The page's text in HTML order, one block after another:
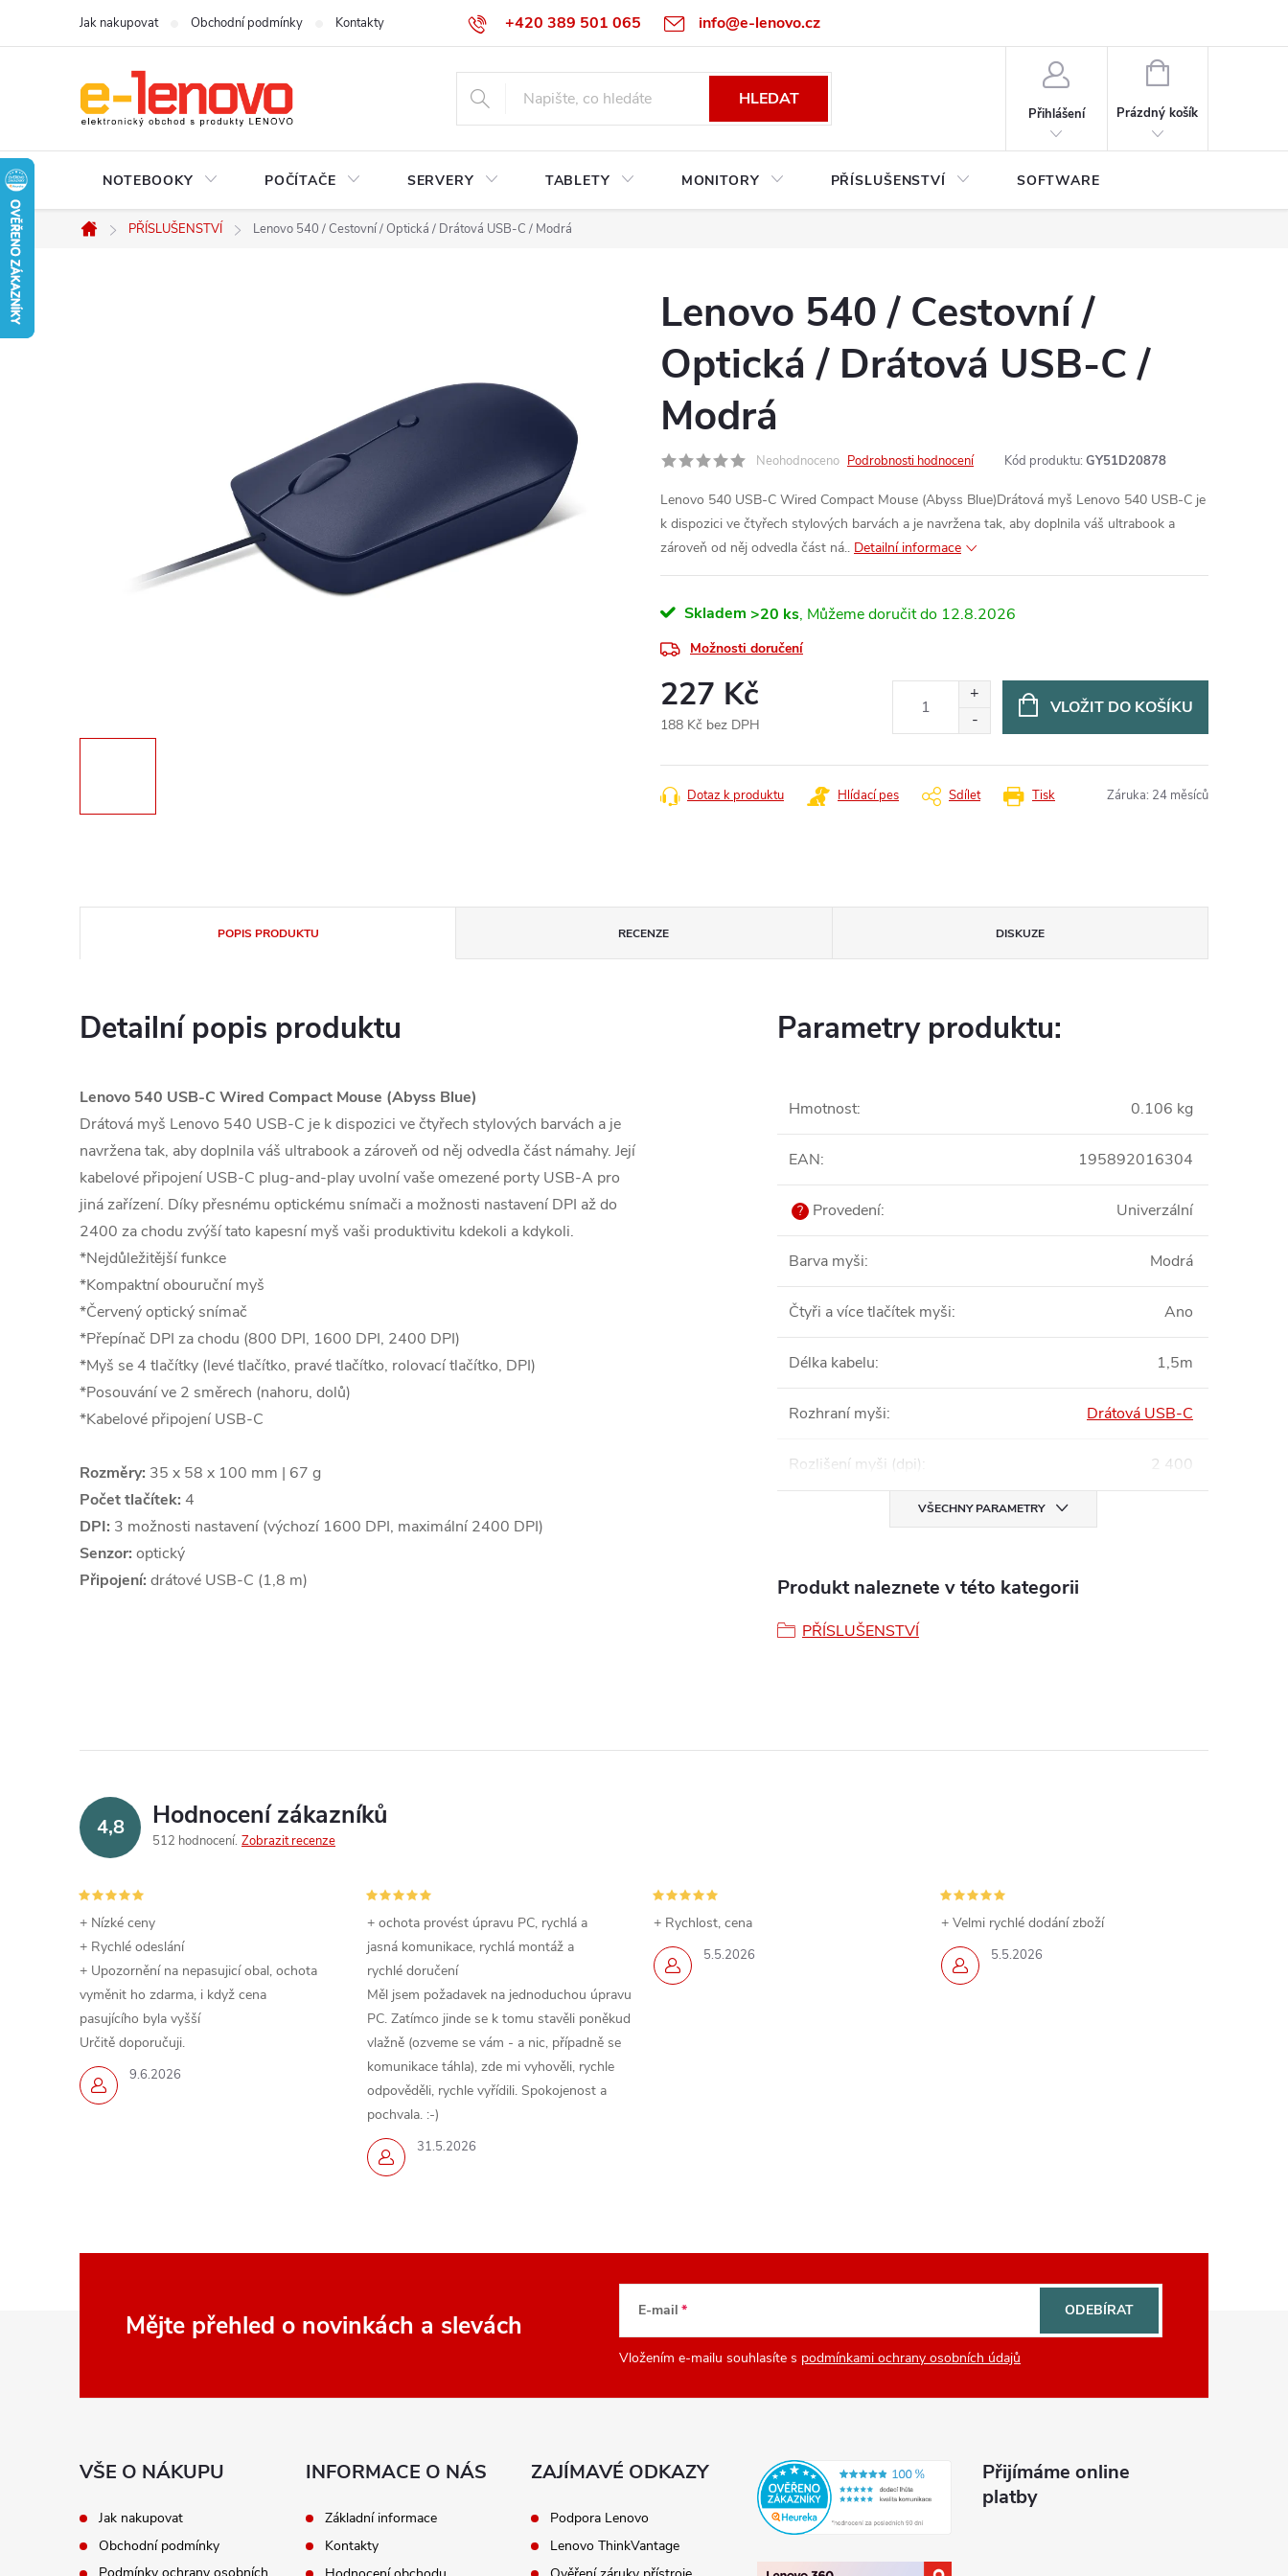
+420 389 501 065 info@e-lenovo.cz
Jak nakupovat Obchodní podmínky Kontakty
HLEDAT
Přihlášení
NÁKUPNÍ
Prázdný košík
NOTEBOOKY POČÍTAČE SERVERY TABLETY MONITORY PŘÍSLUŠENSTVÍ SOFTWARE
Domů
PŘÍSLUŠENSTVÍ Lenovo 540 / Cestovní / Optická / Drátová USB-C / Modrá
Lenovo 540 / Cestovní /
Optická / Drátová USB-C /
Modrá
Neohodnoceno Podrobnosti hodnocení Kód produktu: GY51D20878
Lenovo 540 USB-C Wired Compact Mouse (Abyss Blue)Drátová myš Lenovo 540 USB-C je
k dispozici ve čtyřech stylových barvách a je navržena tak, aby doplnila váš ultrabook a
zároveň od něj odvedla část ná.. Detailní informace
Skladem >20 ks 12.8.2026
Možnosti doručení
227 Kč
188 Kč bez DPH
cena:
VLOŽIT DO KOŠÍKU
Tisk
Dotaz k produktu Hlídací pes Sdílet Záruka: 24 měsíců
POPIS PRODUKTU RECENZE DISKUZE
Detailní popis produktu
Lenovo 540 USB-C Wired Compact Mouse (Abyss Blue)
Drátová myš Lenovo 540 USB-C je k dispozici ve čtyřech stylových barvách a je
navržena tak, aby doplnila váš ultrabook a zároveň od něj odvedla část námahy. Její
kabelové připojení USB-C plug-and-play uvolní vaše omezené porty USB-A pro
jiná zařízení. Díky přesnému optickému snímači a možnosti nastavení DPI až do
2400 za chodu zvýší tato kapesní myš vaši produktivitu kdekoli a kdykoli.
*Nejdůležitější funkce
*Kompaktní obouruční myš
*Červený optický snímač
*Přepínač DPI za chodu (800 DPI, 1600 DPI, 2400 DPI)
*Myš se 4 tlačítky (levé tlačítko, pravé tlačítko, rolovací tlačítko, DPI)
*Posouvání ve 2 směrech (nahoru, dolů)
*Kabelové připojení USB-C
Rozměry: 35 x 58 x 100 mm | 67 g
Počet tlačítek: 4
DPI: 3 možnosti nastavení (výchozí 1600 DPI, maximální 2400 DPI)
Senzor: optický
Připojení: drátové USB-C (1,8 m)
Parametry produktu:
Hmotnost: 0.106 kg
EAN: 195892016304
? Provedení: Univerzální
Barva myši: Modrá
Čtyři a více tlačítek myši: Ano
Délka kabelu: 1,5m
Rozhraní myši: Drátová USB-C
Rozlišení myši (dpi): 2 400
VŠECHNY PARAMETRY
Produkt naleznete v této kategorii
PŘÍSLUŠENSTVÍ
4,8 Hodnocení zákazníků
512 hodnocení Zobrazit recenze
9.6.2026
+ Nízké ceny
+ Rychlé odeslání
+ Upozornění na nepasujicí obal, ochota
vyměnit ho zdarma, i když cena
pasujícího byla vyšší
Určitě doporučuji.
31.5.2026
+ ochota provést úpravu PC, rychlá a
jasná komunikace, rychlá montáž a
rychlé doručení
Měl jsem požadavek na jednoduchou úpravu
PC. Zatímco jinde se k tomu stavěli poněkud
vlažně (ozveme se vám - a nic, případně se
komunikace táhla), zde mi vyhověli, rychle
odpověděli, rychle vyřídili. Spokojenost a
pochvala. :-)
5.5.2026
+ Rychlost, cena
5.5.2026
+ Velmi rychlé dodání zboží
Mějte přehled o novinkách a slevách E-mail
Vložením e-mailu souhlasíte s podmínkami ochrany osobních údajů
ODEBÍRAT
VŠE O NÁKUPU
Jak nakupovat
Obchodní podmínky
INFORMACE O NÁS
Základní informace
Kontakty
ZAJÍMAVÉ ODKAZY
Podpora Lenovo
Lenovo ThinkVantage
Přijímáme online
platby